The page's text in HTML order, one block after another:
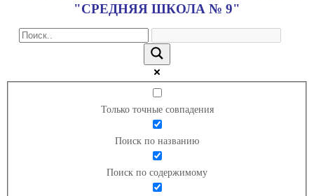
"СРЕДНЯЯ ШКОЛА № 9"
Только точные совпадения
Поиск по названию
Поиск по содержимому